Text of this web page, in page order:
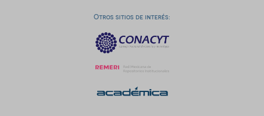
Otros sitios de interés: